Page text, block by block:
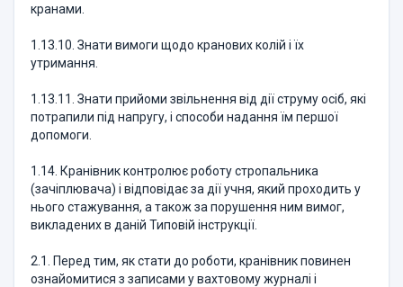
кранами.
1.13.10. Знати вимоги щодо кранових колій і їх
утримання.
1.13.11. Знати прийоми звільнення від дії струму осіб, які
потрапили під напругу, і способи надання їм першої
допомоги.
1.14. Кранівник контролює роботу стропальника
(зачіплювача) і відповідає за дії учня, який проходить у
нього стажування, а також за порушення ним вимог,
викладених в даній Типовій інструкції.
2.1. Перед тим, як стати до роботи, кранівник повинен
ознайомитися з записами у вахтовому журналі і